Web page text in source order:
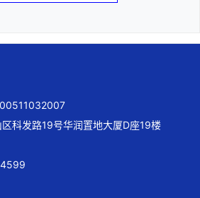
科发路19号华润置地大厦D座19楼